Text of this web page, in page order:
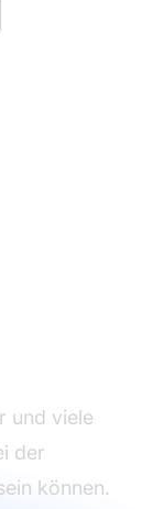
und viele
der
können.